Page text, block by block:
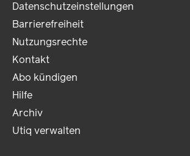
Datenschutzeinstellungen
Barrierefreiheit
Nutzungsrechte
Kontakt
Abo kündigen
Hilfe
Archiv
Utiq verwalten